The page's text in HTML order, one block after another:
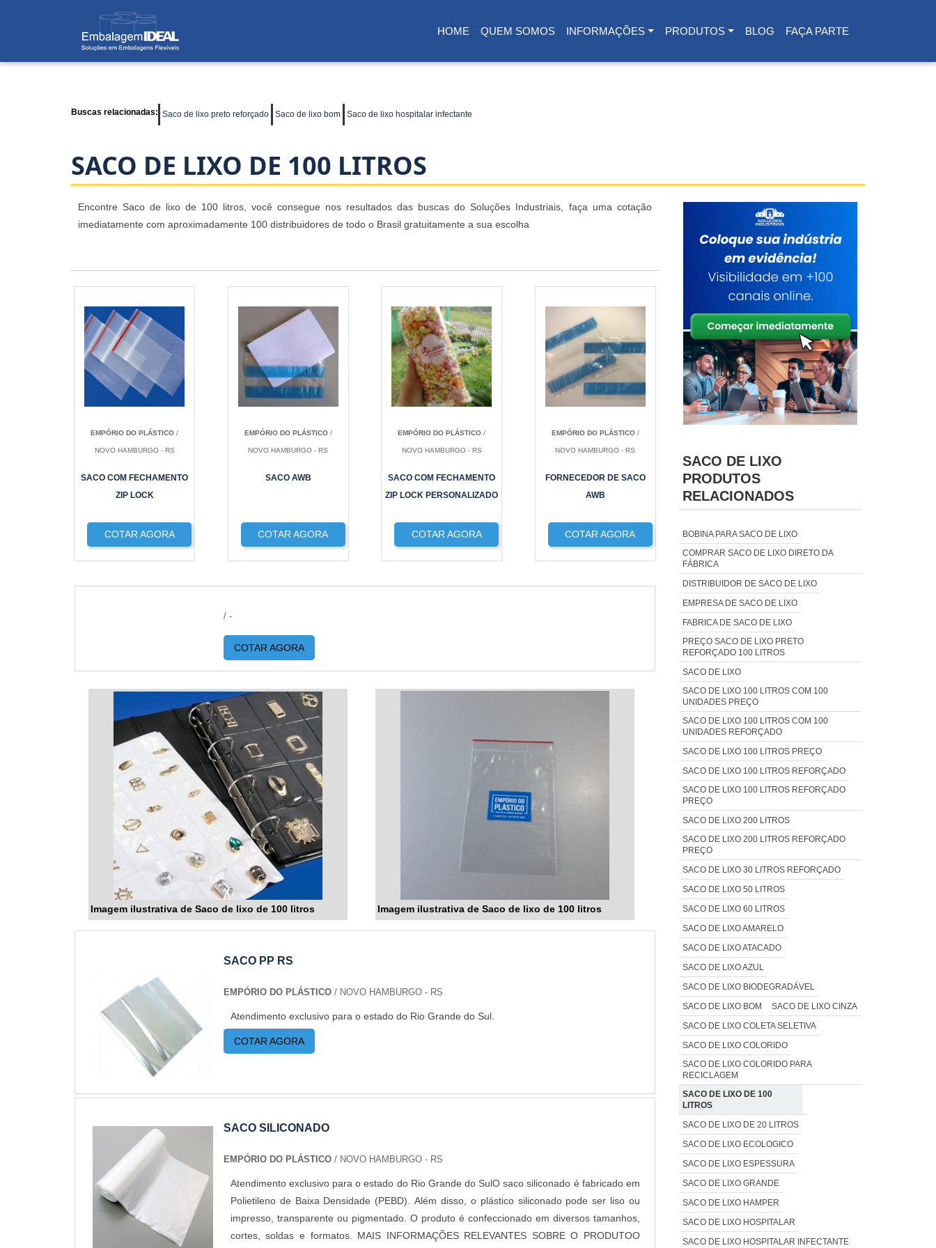
HOME
(CURRENT)
QUEM SOMOS INFORMAÇÕES PRODUTOS BLOG FAÇA PARTE
Buscas relacionadas: Saco de lixo preto reforçado Saco de lixo bom Saco de lixo hospitalar infectante
SACO DE LIXO DE 100 LITROS
Encontre Saco de lixo de 100 litros, você consegue nos resultados das buscas do Soluções Industriais, faça uma cotação
imediatamente com aproximadamente 100 distribuidores de todo o Brasil gratuitamente a sua escolha
EMPÓRIO DO PLÁSTICO /
NOVO HAMBURGO - RS
SACO COM FECHAMENTO
ZIP LOCK
COTAR AGORA
EMPÓRIO DO PLÁSTICO/
NOVO HAMBURGO - RS
SACO AWB
COTAR AGORA
EMPÓRIO DO PLÁSTICO /
NOVO HAMBURGO - RS
SACO COM FECHAMENTO
ZIP LOCK PERSONALIZADO
COTAR AGORA
EMPÓRIO DO PLÁSTICO/
NOVO HAMBURGO - RS
FORNECEDOR DE SACO
AWB
COTAR AGORA
/ -
COTAR AGORA
Imagem ilustrativa de Saco de lixo de 100 litros Imagem ilustrativa de Saco de lixo de 100 litros
SACO PP RS
EMPÓRIO DO PLÁSTICO/ NOVO HAMBURGO - RS
Atendimento exclusivo para o estado do Rio Grande do Sul.
COTAR AGORA
SACO SILICONADO
EMPÓRIO DO PLÁSTICO/ NOVO HAMBURGO - RS
Atendimento exclusivo para o estado do Rio Grande do SulO saco siliconado é fabricado em
Polietileno de Baixa Densidade (PEBD). Além disso, o plástico siliconado pode ser liso ou
impresso, transparente ou pigmentado. O produto é confeccionado em diversos tamanhos,
cortes, soldas e formatos. MAIS INFORMAÇÕES RELEVANTES SOBRE O PRODUTOO
SACO DE LIXO
PRODUTOS
RELACIONADOS
BOBINA PARA SACO DE LIXO
COMPRAR SACO DE LIXO DIRETO DA
FÁBRICA
DISTRIBUIDOR DE SACO DE LIXO
EMPRESA DE SACO DE LIXO
FABRICA DE SACO DE LIXO
PREÇO SACO DE LIXO PRETO
REFORÇADO 100 LITROS
SACO DE LIXO
SACO DE LIXO 100 LITROS COM 100
UNIDADES PREÇO
SACO DE LIXO 100 LITROS COM 100
UNIDADES REFORÇADO
SACO DE LIXO 100 LITROS PREÇO
SACO DE LIXO 100 LITROS REFORÇADO
SACO DE LIXO 100 LITROS REFORÇADO
PREÇO
SACO DE LIXO 200 LITROS
SACO DE LIXO 200 LITROS REFORÇADO
PREÇO
SACO DE LIXO 30 LITROS REFORÇADO
SACO DE LIXO 50 LITROS
SACO DE LIXO 60 LITROS
SACO DE LIXO AMARELO
SACO DE LIXO ATACADO
SACO DE LIXO AZUL
SACO DE LIXO BIODEGRADÁVEL
SACO DE LIXO BOM
SACO DE LIXO CINZA
SACO DE LIXO COLETA SELETIVA
SACO DE LIXO COLORIDO
SACO DE LIXO COLORIDO PARA
RECICLAGEM
SACO DE LIXO DE 100
LITROS
SACO DE LIXO DE 20 LITROS
SACO DE LIXO ECOLOGICO
SACO DE LIXO ESPESSURA
SACO DE LIXO GRANDE
SACO DE LIXO HAMPER
SACO DE LIXO HOSPITALAR
SACO DE LIXO HOSPITALAR INFECTANTE